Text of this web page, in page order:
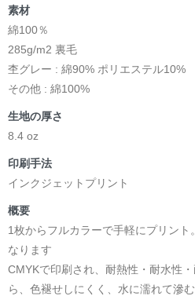
素材
綿100％
285g/m2 裏毛
杢グレー : 綿90% ポリエステル10%
その他 : 綿100%
生地の厚さ
8.4 oz
印刷手法
インクジェットプリント
概要
1枚からフルカラーで手軽にプリン
なります
CMYKで印刷され、耐熱性・耐水性
ら、色褪せしにくく、水に濡れて滲